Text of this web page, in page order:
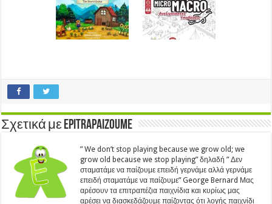
Σχετικά με Epitrapaizoume
” We don’t stop playing because we grow old; we
grow old because we stop playing” δηλαδή ” Δεν
σταματάμε να παίζουμε επειδή γερνάμε αλλά γερνάμε
επειδή σταματάμε να παίζουμε” George Bernard Μας
αρέσουν τα επιτραπέζια παιχνίδια και κυρίως μας
αρέσει να διασκεδάζουμε παίζοντας ότι λογής παιχνίδι